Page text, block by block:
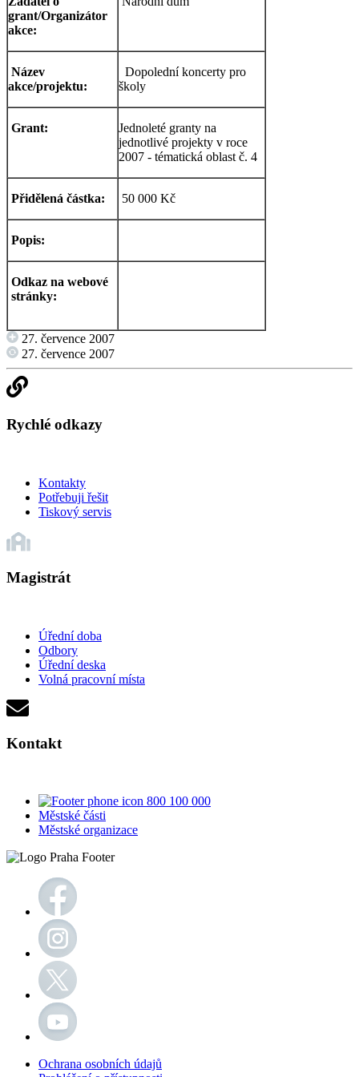
grant/Organizátor
akce:
Název
akce/projektu:
Dopolední koncerty pro
školy
Grant:
Jednoleté granty na
jednotlivé projekty v roce
2007 - tématická oblast č. 4
Přidělená částka: 50 000 Kč
Popis:
Odkaz na webové
stránky:
27. července 2007
27. července 2007
Rychlé odkazy
Kontakty
Potřebuji řešit
Tiskový servis
Magistrát
Úřední doba
Odbory
Úřední deska
Volná pracovní místa
Kontakt
800 100 000
Městské části
Městské organizace
Ochrana osobních údajů